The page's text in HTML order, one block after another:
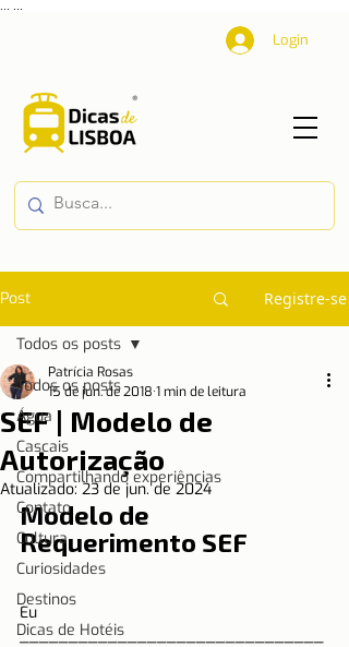
Login
Post Registre-se
Todos os posts
Água
Cascais
Compartilhando experiências
Contato
Cultura
Curiosidades
Destinos
Dicas de Hotéis
Todos os posts
SEF | Modelo de
Autorização
Patrícia Rosas
15 de jun. de 2018 1 min de leitura
Atualizado:23 de jun. de 2024
Modelo de
Requerimento SEF
Eu
_______________________________